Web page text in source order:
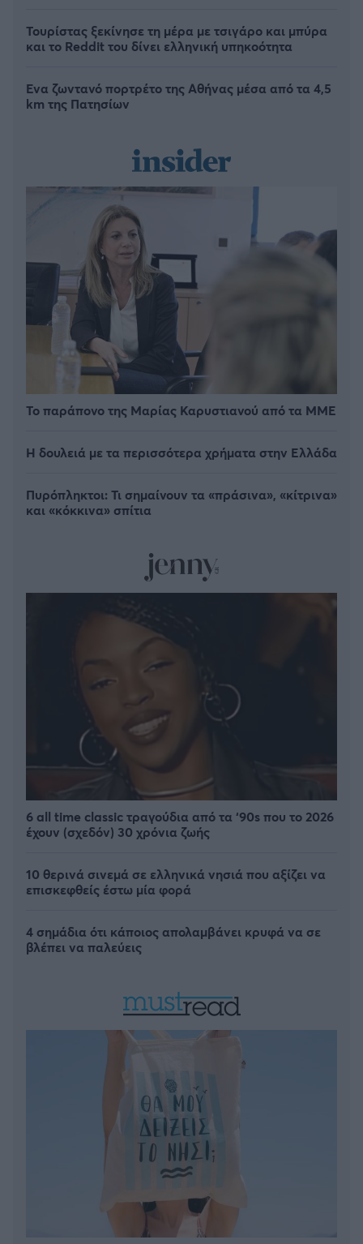
Τουρίστας ξεκίνησε τη μέρα με τσιγάρο και μπύρα
και το Reddit του δίνει ελληνική υπηκοότητα
Ένα ζωντανό πορτρέτο της Αθήνας μέσα από τα 4,5
km της Πατησίων
Το παράπονο της Μαρίας Καρυστιανού από τα ΜΜΕ
Η δουλειά με τα περισσότερα χρήματα στην Ελλάδα
Πυρόπληκτοι: Τι σημαίνουν τα «πράσινα», «κίτρινα»
και «κόκκινα» σπίτια
6 all time classic τραγούδια από τα ‘90s που το 2026
έχουν (σχεδόν) 30 χρόνια ζωής
10 θερινά σινεμά σε ελληνικά νησιά που αξίζει να
επισκεφθείς έστω μία φορά
4 σημάδια ότι κάποιος απολαμβάνει κρυφά να σε
βλέπει να παλεύεις